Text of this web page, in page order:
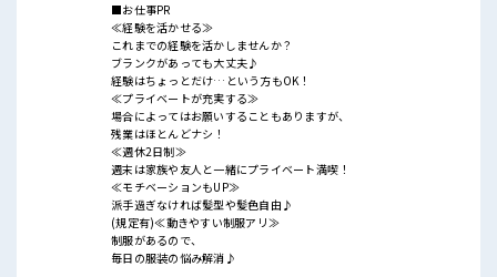
■お仕事PR
≪経験を活かせる≫
これまでの経験を活かしませんか？
ブランクがあっても大丈夫♪
経験はちょっとだけ…という方もOK！
≪プライベートが充実する≫
場合によってはお願いすることもありますが、
残業はほとんどナシ！
≪週休2日制≫
週末は家族や友人と一緒にプライベート満喫！
≪モチベーションもUP≫
派手過ぎなければ髪型や髪色自由♪
(規定有)≪動きやすい制服アリ≫
制服があるので、
毎日の服装の悩み解消♪